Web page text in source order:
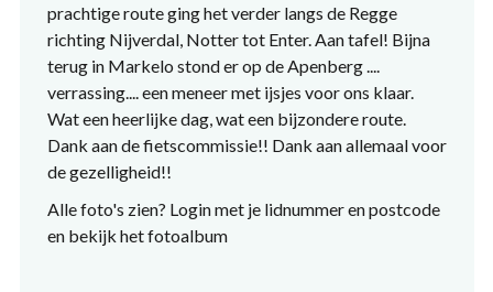
prachtige route ging het verder langs de Regge
richting Nijverdal, Notter tot Enter. Aan tafel! Bijna
terug in Markelo stond er op de Apenberg ....
verrassing.... een meneer met ijsjes voor ons klaar.
Wat een heerlijke dag, wat een bijzondere route.
Dank aan de fietscommissie!! Dank aan allemaal voor
de gezelligheid!!
Alle foto's zien? Login met je lidnummer en postcode
en bekijk het fotoalbum